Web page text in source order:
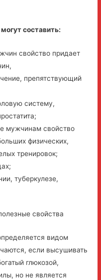
составить:
свойство придает
препятствующий
систему,
мужчинам свойство
физических,
тренировок;
туберкулезе,
свойства
видом
если высушивать
глюкозой,
но не является